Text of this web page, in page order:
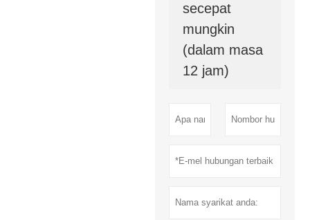
secepat
mungkin
(dalam masa
12 jam)